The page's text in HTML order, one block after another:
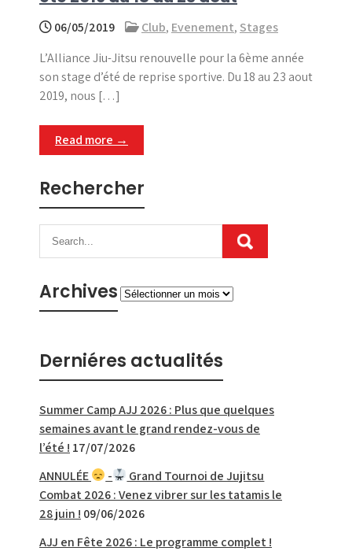
06/05/2019 Club, Evenement, Stages
L’Alliance Jiu-Jitsu renouvelle pour la 6ème année
son stage d’été de reprise sportive. Du 18 au 23 aout
2019, nous […]
Read more →
Rechercher
ArchivesArchives
Derniéres actualités
Summer Camp AJJ 2026 : Plus que quelques
semaines avant le grand rendez-vous de
l’été ! 17/07/2026
ANNULÉE
-
Grand Tournoi de Jujitsu
Combat 2026 : Venez vibrer sur les tatamis le
28 juin ! 09/06/2026
AJJ en Fête 2026 : Le programme complet !